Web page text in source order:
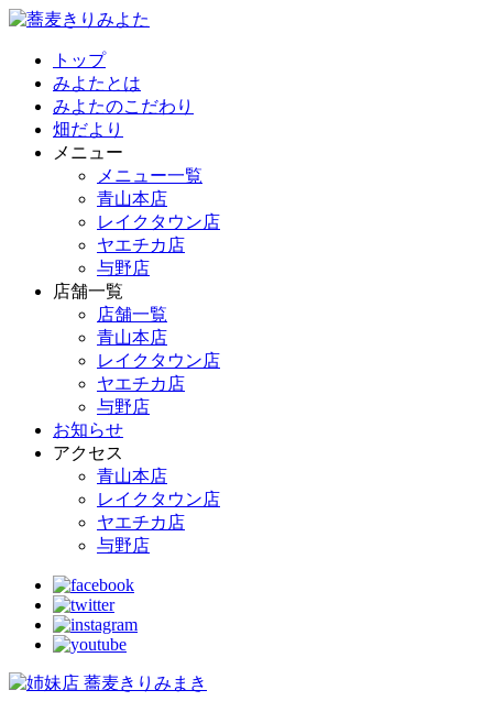
トップ
みよたとは
みよたのこだわり
畑だより
メニュー
メニュー一覧
青山本店
レイクタウン店
ヤエチカ店
与野店
店舗一覧
店舗一覧
青山本店
レイクタウン店
ヤエチカ店
与野店
お知らせ
アクセス
青山本店
レイクタウン店
ヤエチカ店
与野店